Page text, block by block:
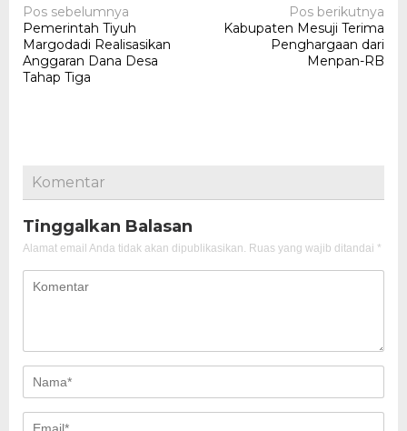
Navigasi
pos
Pos sebelumnya
Pemerintah Tiyuh
Margodadi Realisasikan
Anggaran Dana Desa
Tahap Tiga
Pos berikutnya
Kabupaten Mesuji Terima
Penghargaan dari
Menpan-RB
Komentar
Tinggalkan Balasan
Alamat email Anda tidak akan dipublikasikan. Ruas yang wajib ditandai *